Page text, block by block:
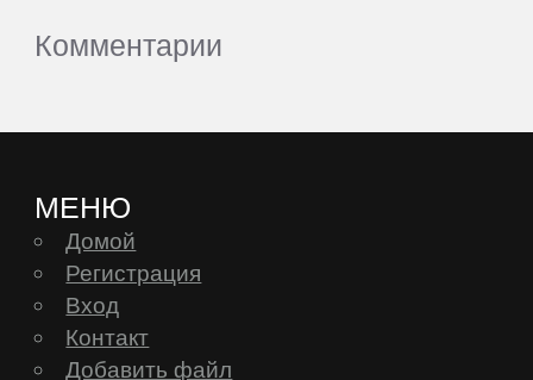
Комментарии
МЕНЮ
Домой
Регистрация
Вход
Контакт
Добавить файл